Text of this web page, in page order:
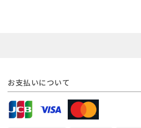
お支払いについて